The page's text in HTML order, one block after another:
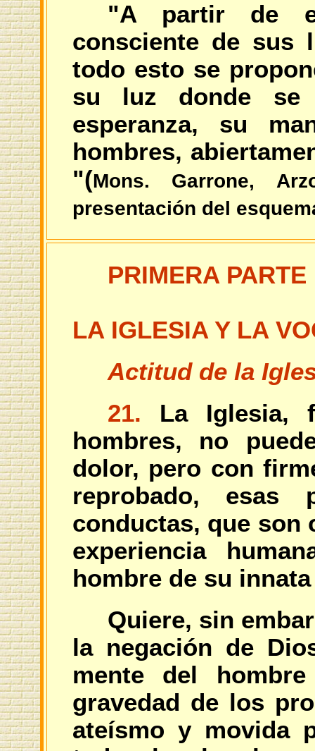
"A partir de
consciente de sus
todo esto se
su luz donde se
esperanza, su
hombres,
"(Mons. Garrone,
presentación del
PRIMERA PARTE
LA IGLESIA Y LA
Actitud de la
21. La Iglesia,
hombres, no
dolor, pero con
reprobado, esas
conductas, que son
experiencia
hombre de su
Quiere, sin
la negación de
mente del
gravedad de los
ateísmo y movida